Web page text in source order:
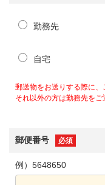
勤務先
自宅
郵送物をお送りする際に、
それ以外の方は勤務先をご
郵便番号 必須
例）5648650